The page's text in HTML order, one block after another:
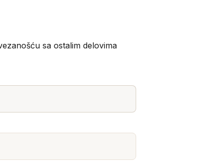
sa ostalim delovima